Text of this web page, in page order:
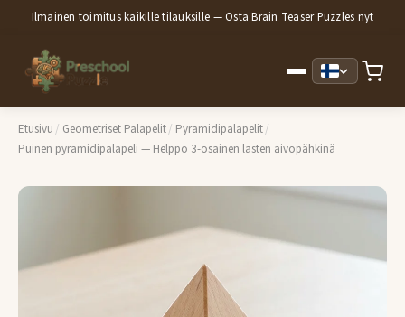
Ilmainen toimitus kaikille tilauksille — Osta Brain Teaser Puzzles nyt
Etusivu / Geometriset Palapelit/ Pyramidipalapelit/
Puinen pyramidipalapeli — Helppo 3-osainen lasten aivopähkinä